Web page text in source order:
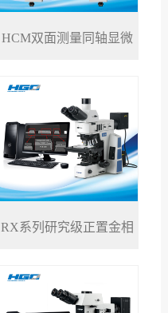
HCM双面测量同轴显微
RX系列研究级正置金相
显微镜